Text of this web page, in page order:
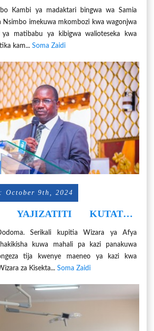
NSIMBO
Kambi ya madaktari bingwa wa Samia
Nsimbo imekuwa mkombozi kwa wagonjwa
ya matibabu ya kibigwa walioteseka kwa
kam... Soma Zaidi
October 9th, 2024
YAJIZATITI KUTATUA
Serikali kupitia Wizara ya Afya
kuwa mahali pa kazi panakuwa
tija kwenye maeneo ya kazi kwa
za Kisekta... Soma Zaidi